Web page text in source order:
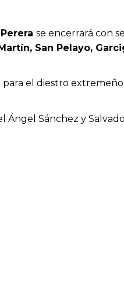
se encerrará con
San Pelayo,
el diestro
Ángel Sánchez y